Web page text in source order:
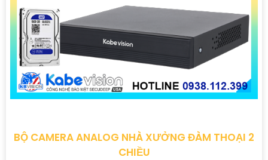
BỘ CAMERA ANALOG NHÀ XƯỞNG ĐÀM THOẠI 2
CHIỀU